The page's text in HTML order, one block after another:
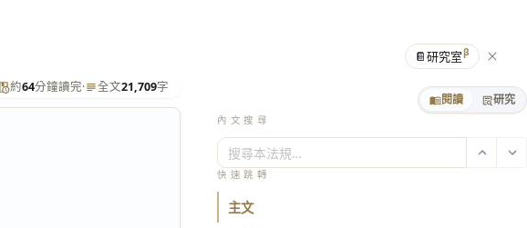
約64分鐘讀完· 全文21,709字
閱讀 研究
內文搜尋
搜尋本法規…
快速跳轉
主文
📔研究室β